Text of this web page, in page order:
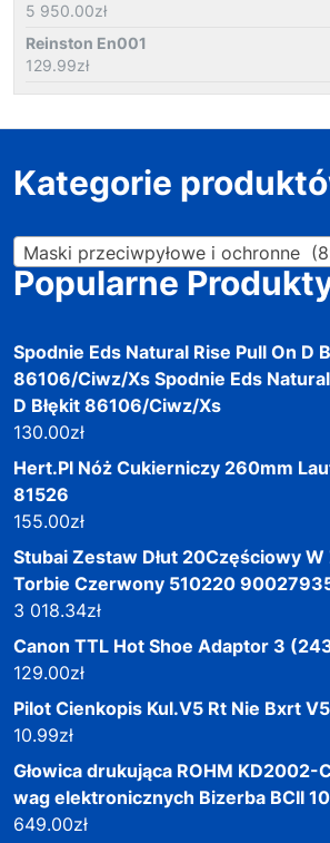
5 950.00zł
Reinston En001
129.99zł
Kategorie
Maski przeciwpyłowe i ochronne
Popularne
Spodnie Eds Natural Rise Pull On D
86106/Ciwz/Xs Spodnie Eds
D Błękit 86106/Ciwz/Xs
130.00zł
Hert.Pl Nóż Cukierniczy 260mm
81526
155.00zł
Stubai Zestaw Dłut 20Częściowy
Torbie Czerwony 510220
3 018.34zł
Canon TTL Hot Shoe Adaptor 3
129.00zł
Pilot Cienkopis Kul.V5 Rt Nie Bxrt
10.99zł
Głowica drukująca ROHM KD2002-
wag elektronicznych Bizerba BCII
649.00zł